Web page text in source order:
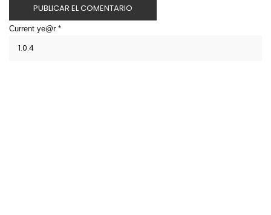
Current ye@r *